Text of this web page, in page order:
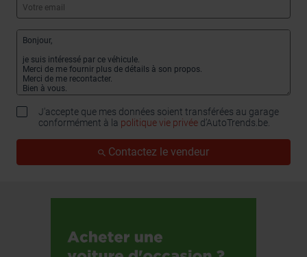
J'accepte que mes données soient transférées au garage
conformément à la politique vie privée d’AutoTrends.be.
Contactez le vendeur